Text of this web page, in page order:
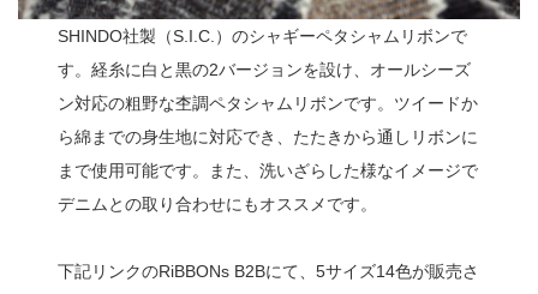
SHINDO社製（S.I.C.）のシャギーペタシャムリボンで
す。経糸に白と黒の2バージョンを設け、オールシーズ
ン対応の粗野な杢調ペタシャムリボンです。ツイードか
ら綿までの身生地に対応でき、たたきから通しリボンに
まで使用可能です。また、洗いざらした様なイメージで
デニムとの取り合わせにもオススメです。
下記リンクのRiBBONs B2Bにて、5サイズ14色が販売さ